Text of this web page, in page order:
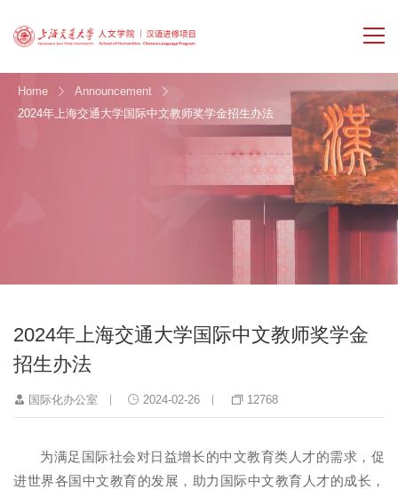
Home
Announcement
2024年上海交通大学国际中文教师奖学金招生办法
2024年上海交通大学国际中文教师奖学金
招生办法
国际化办公室 2024-02-26 12768
为满足国际社会对日益增长的中文教育类人才的需求，促
进世界各国中文教育的发展，助力国际中文教育人才的成长，